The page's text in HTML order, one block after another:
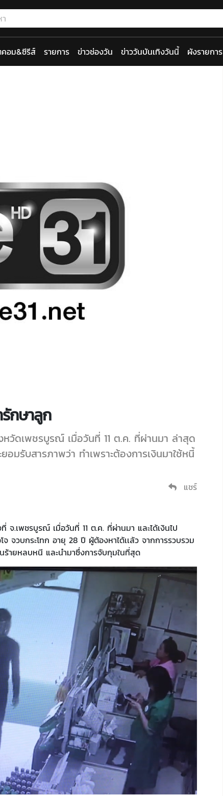
อม&ซีรีส์ รายการ ข่าวช่องวัน ข่าววันบันเทิงวันนี้ ผังรายการ
รักษาลูก
วัดเพชรบูรณ์ เมื่อวันที่ 11 ต.ค. ที่ผ่านมา ล่าสุด
มรับสารภาพว่า ทำเพราะต้องการเงินมาใช้หนี้
แชร์
.เพชรบูรณ์ เมื่อวันที่ 11 ต.ค. ที่ผ่านมา และได้เงินไป
จวบกระโทก อายุ 28 ปี ผู้ต้องหาได้เเล้ว จากการรวบรวม
ายหลบหนี และนำมาซึ่งการจับกุมในที่สุด